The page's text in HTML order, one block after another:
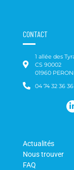
CONTACT
1 allée des
CS 90002
01960
04 74 32 36 36
Actualités
Nous trouver
FAQ